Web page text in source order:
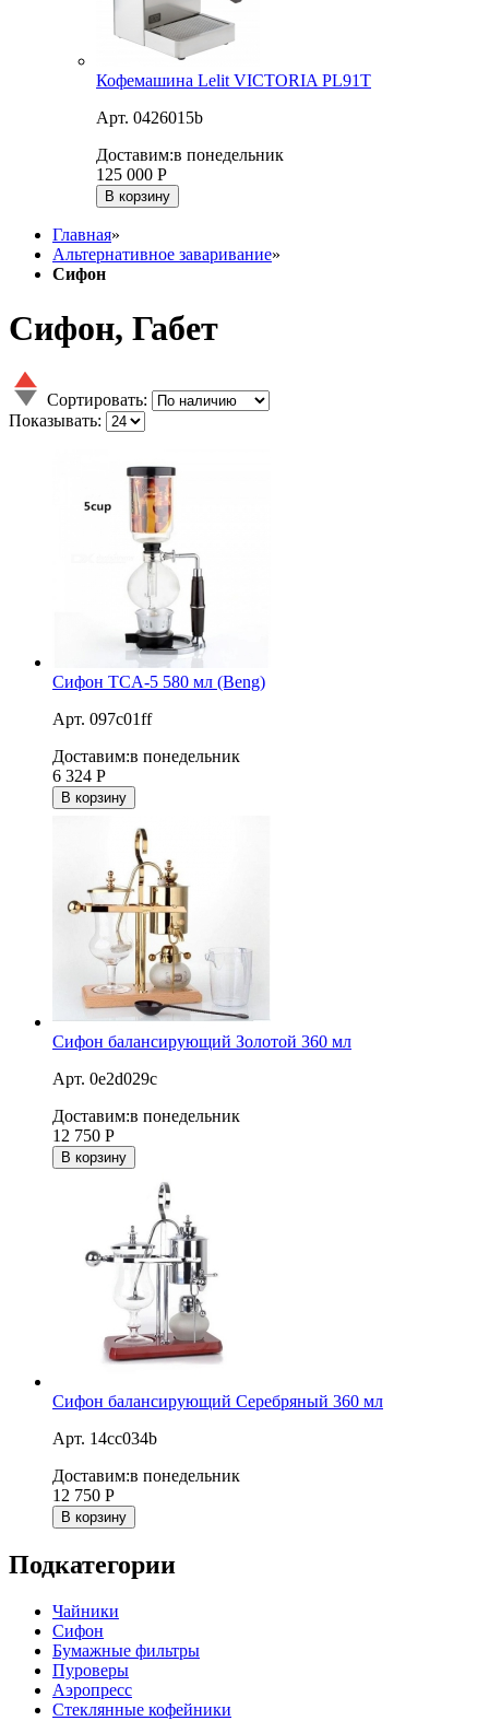
Кофемашина Lelit VICTORIA PL91T
Арт. 0426015b
Доставим:в понедельник
125 000 Р
В корзину
Главная»
Альтернативное заваривание»
Сифон
Сифон, Габет
Сортировать:
Показывать:
Сифон TCA-5 580 мл (Beng)
Арт. 097c01ff
Доставим:в понедельник
6 324 Р
В корзину
Сифон балансирующий Золотой 360 мл
Арт. 0e2d029c
Доставим:в понедельник
12 750 Р
В корзину
Сифон балансирующий Серебряный 360 мл
Арт. 14cc034b
Доставим:в понедельник
12 750 Р
В корзину
Подкатегории
Чайники
Сифон
Бумажные фильтры
Пуроверы
Аэропресс
Стеклянные кофейники